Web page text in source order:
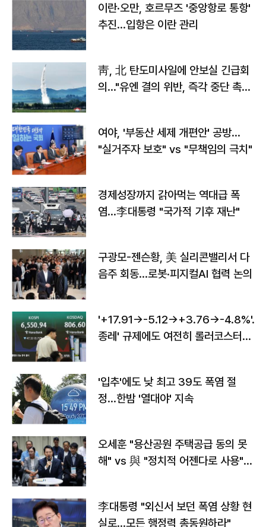
이란·오만, 호르무즈 '중앙항로 통항'
추진…입항은 이란 관리
靑, 北 탄도미사일에 안보실 긴급회
의…"유엔 결의 위반, 즉각 중단 촉
여야, '부동산 세제 개편안' 공방…
"실거주자 보호" vs "무책임의 극치"
경제성장까지 갉아먹는 역대급 폭
염…李대통령 "국가적 기후 재난"
구광모-젠슨황, 美 실리콘밸리서 다
음주 회동…로봇·피지컬AI 협력 논의
'+17.91→-5.12→+3.76→-4.8%'…'
종레' 규제에도 여전히 롤러코스터
'입추'에도 낮 최고 39도 폭염 절
정…한밤 '열대야' 지속
오세훈 "용산공원 주택공급 동의 못
해" vs 與 "정치적 어젠다로 사용"
李대통령 "외신서 보던 폭염 상황 현
실로…모든 행정력 총동원하라"